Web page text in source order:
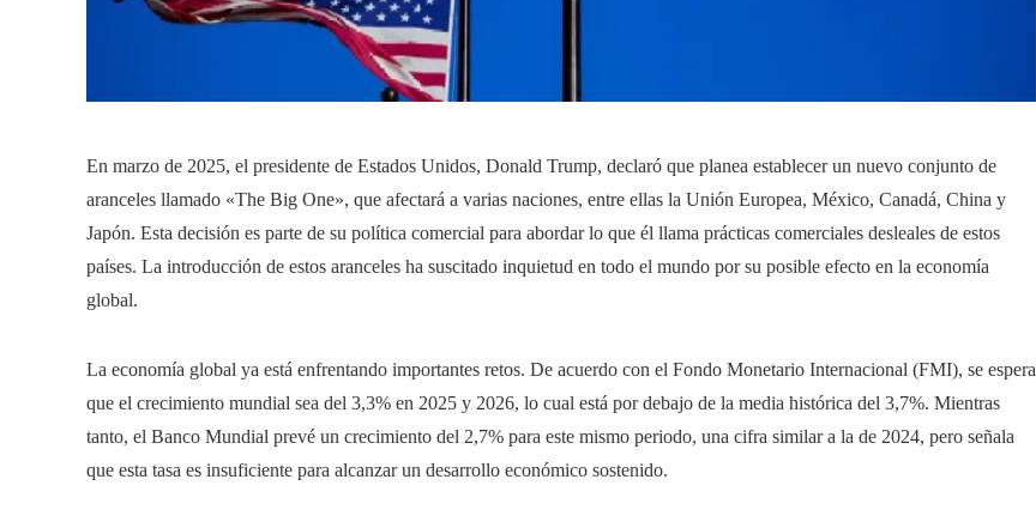
En marzo de 2025, el presidente de Estados Unidos, Donald Trump, declaró que planea establecer un nuevo conjunto de
aranceles llamado «The Big One», que afectará a varias naciones, entre ellas la Unión Europea, México, Canadá, China y
Japón. Esta decisión es parte de su política comercial para abordar lo que él llama prácticas comerciales desleales de estos
países. La introducción de estos aranceles ha suscitado inquietud en todo el mundo por su posible efecto en la economía
global.
La economía global ya está enfrentando importantes retos. De acuerdo con el Fondo Monetario Internacional (FMI), se espera
que el crecimiento mundial sea del 3,3% en 2025 y 2026, lo cual está por debajo de la media histórica del 3,7%. Mientras
tanto, el Banco Mundial prevé un crecimiento del 2,7% para este mismo periodo, una cifra similar a la de 2024, pero señala
que esta tasa es insuficiente para alcanzar un desarrollo económico sostenido.